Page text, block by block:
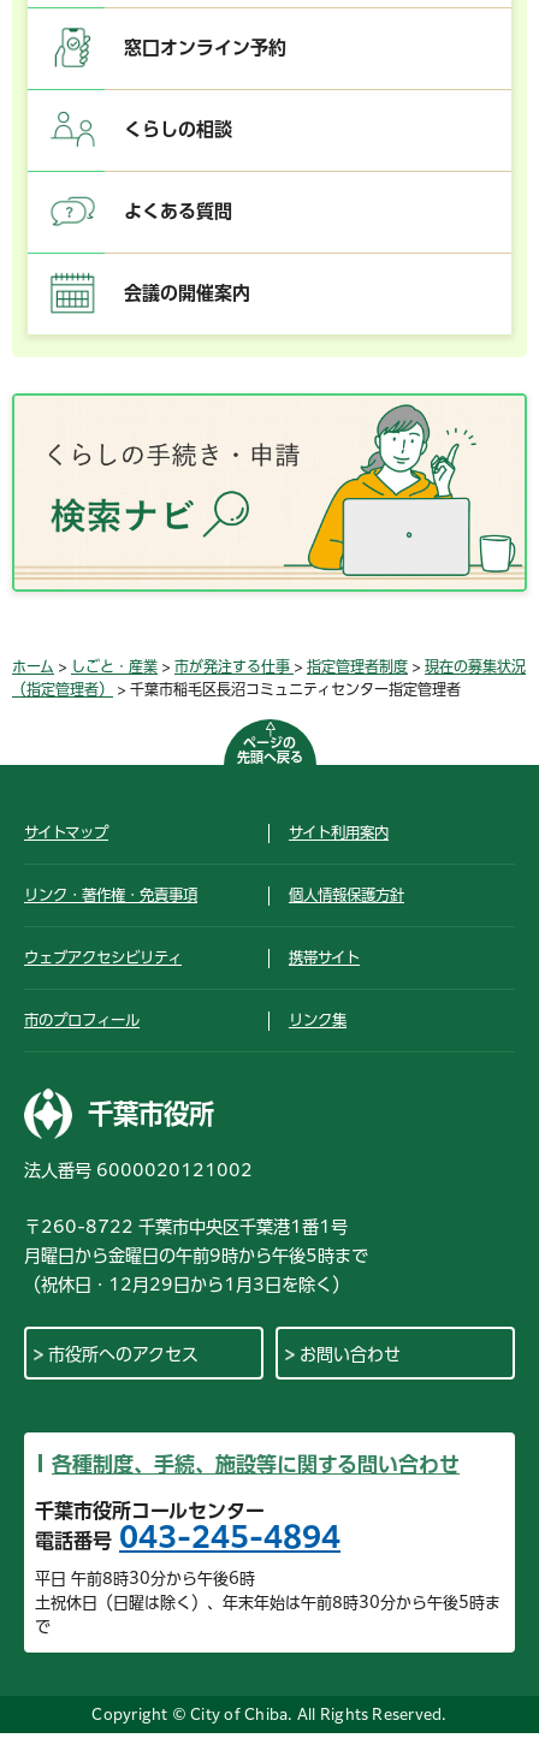
窓口オンライン予約
くらしの相談
よくある質問
会議の開催案内
ホーム > しごと・産業 > 市が発注する仕事 > 指定管理者制度 > 現在の募集状況
（指定管理者）
> 千葉市稲毛区長沼コミュニティセンター指定管理者
ページの
先頭へ戻る
サイトマップ サイト利用案内
リンク・著作権・免責事項 個人情報保護方針
ウェブアクセシビリティ 携帯サイト
市のプロフィール リンク集
千葉市役所
法人番号 6000020121002
〒260-8722 千葉市中央区千葉港1番1号
月曜日から金曜日の午前9時から午後5時まで
（祝休日・12月29日から1月3日を除く）
市役所へのアクセス お問い合わせ
各種制度、手続、施設等に関する問い合わせ
千葉市役所コールセンター
電話番号 043-245-4894
平日 午前8時30分から午後6時
土祝休日（日曜は除く）、年末年始は午前8時30分から午後5時ま
で
Copyright © City of Chiba. All Rights Reserved.